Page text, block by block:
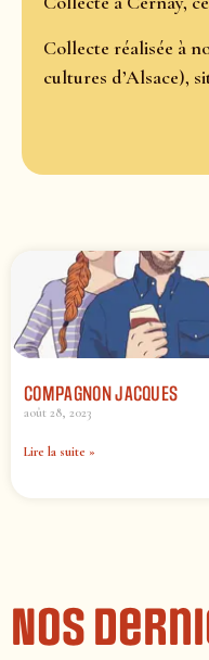
Collecte réalisée à
cultures d’Alsace),
COMPAGNON JACQUES
août 28, 2023
Lire la suite »
Nos